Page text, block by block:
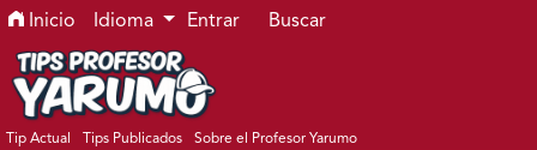
Ir al menú de navegación principal
Ir al contenido principal
Ir al pie de página del sitio
Inicio Idioma Entrar Buscar
Tip Actual Tips Publicados Sobre el Profesor Yarumo